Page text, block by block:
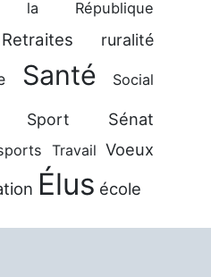
la République
Retraites ruralité
Santé Social
Sport Sénat
Travail Voeux
Élus école